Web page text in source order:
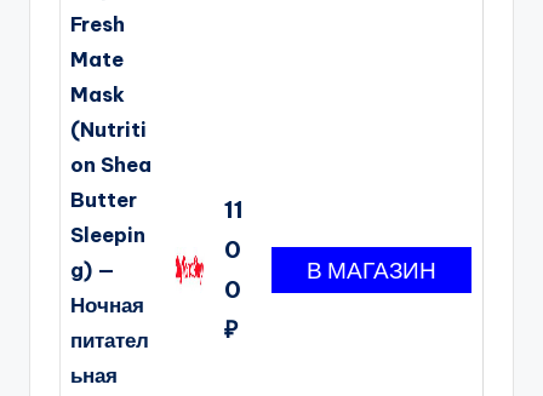
Fresh
Mate
Mask
(Nutriti
on Shea
Butter
Sleepin
g) —
Ночная
питател
ьная
11
0
0
₽